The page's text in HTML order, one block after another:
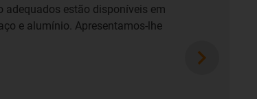
adequados estão disponíveis em
e alumínio. Apresentamos-lhe